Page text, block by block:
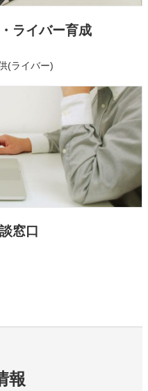
ライバー育成
(ライバー)
窓口
報